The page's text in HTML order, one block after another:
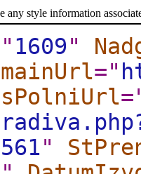
any style information
1609"
="
"